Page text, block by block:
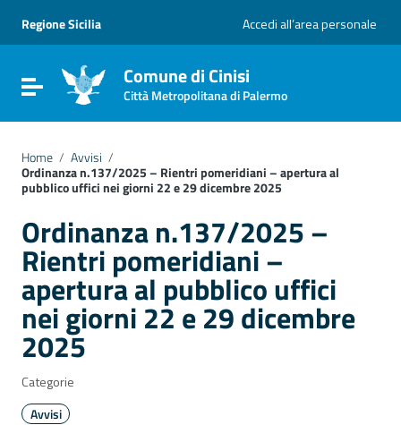
Vai al menu di navigazione
Vai al footer
Regione Sicilia Accedi all’area personale
Attiva / disattiva la navigazione
Comune di Cinisi
Città Metropolitana di Palermo
Home / Avvisi /
Ordinanza n.137/2025 – Rientri pomeridiani – apertura al
pubblico uffici nei giorni 22 e 29 dicembre 2025
Ordinanza n.137/2025 –
Rientri pomeridiani –
apertura al pubblico uffici
nei giorni 22 e 29 dicembre
2025
Categorie
Avvisi